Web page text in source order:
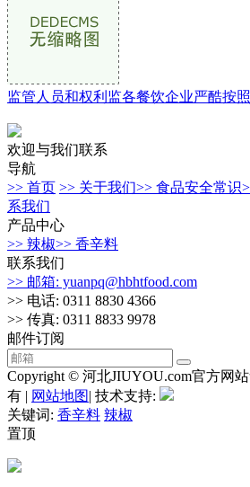
监管人员和权利监各餐饮企业严酷按
欢迎与我们联系
导航
>> 首页 >> 关于我们>> 食品安全常识
系我们
产品中心
>> 辣椒>> 香辛料
联系我们
>> 邮箱: yuanpq@hbhtfood.com
>> 电话: 0311 8830 4366
>> 传真: 0311 8833 9978
邮件订阅
Copyright © 河北JIUYOU.com官方网
有 | 网站地图| 技术支持:
关键词: 香辛料 辣椒
置顶